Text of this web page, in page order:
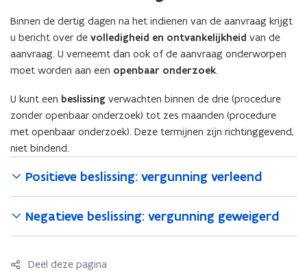
Binnen de dertig dagen na het indienen van de aanvraag krijgt
u bericht over de volledigheid en ontvankelijkheid van de
aanvraag. U verneemt dan ook of de aanvraag onderworpen
moet worden aan een openbaar onderzoek.
U kunt een beslissing verwachten binnen de drie (procedure
zonder openbaar onderzoek) tot zes maanden (procedure
met openbaar onderzoek). Deze termijnen zijn richtinggevend,
niet bindend.
Positieve beslissing: vergunning verleend
Negatieve beslissing: vergunning geweigerd
Deel deze pagina